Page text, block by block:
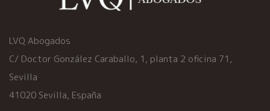
LVQ Abogados
C/ Doctor González Caraballo, 1, planta 2 oficina 71,
Sevilla
41020 Sevilla, España